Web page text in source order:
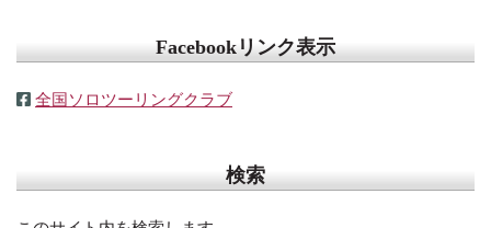
Facebookリンク表示
全国ソロツーリングクラブ
検索